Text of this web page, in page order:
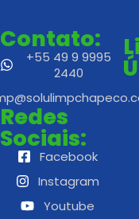
Contato:
+55 49 9 9995
2440
Redes
Sociais:
Facebook
Instagram
Youtube